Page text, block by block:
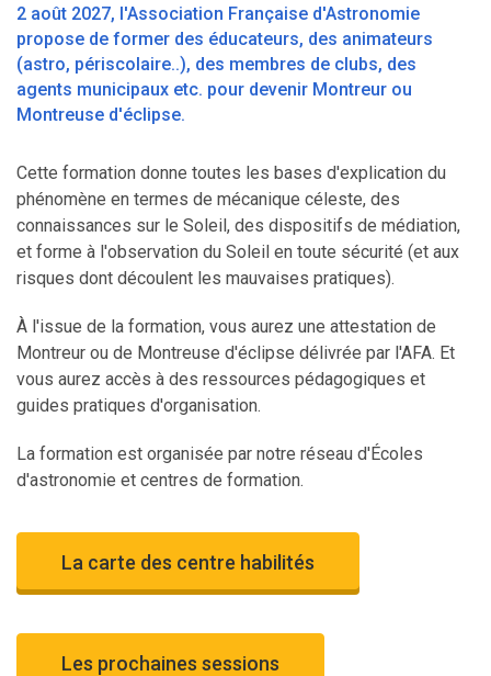
2 août 2027, l'Association Française d'Astronomie
propose de former des éducateurs, des animateurs
(astro, périscolaire..), des membres de clubs, des
agents municipaux etc. pour devenir Montreur ou
Montreuse d'éclipse.
Cette formation donne toutes les bases d'explication du
phénomène en termes de mécanique céleste, des
connaissances sur le Soleil, des dispositifs de médiation,
et forme à l'observation du Soleil en toute sécurité (et aux
risques dont découlent les mauvaises pratiques).
À l'issue de la formation, vous aurez une attestation de
Montreur ou de Montreuse d'éclipse délivrée par l'AFA. Et
vous aurez accès à des ressources pédagogiques et
guides pratiques d'organisation.
La formation est organisée par notre réseau d'Écoles
d'astronomie et centres de formation.
La carte des centre habilités
Les prochaines sessions